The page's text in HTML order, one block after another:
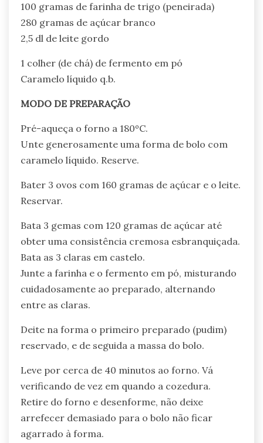
100 gramas de farinha de trigo (peneirada)
280 gramas de açúcar branco
2,5 dl de leite gordo
1 colher (de chá) de fermento em pó
Caramelo líquido q.b.
MODO DE PREPARAÇÃO
Pré-aqueça o forno a 180ºC.
Unte generosamente uma forma de bolo com
caramelo líquido. Reserve.
Bater 3 ovos com 160 gramas de açúcar e o leite.
Reservar.
Bata 3 gemas com 120 gramas de açúcar até
obter uma consistência cremosa esbranquiçada.
Bata as 3 claras em castelo.
Junte a farinha e o fermento em pó, misturando
cuidadosamente ao preparado, alternando
entre as claras.
Deite na forma o primeiro preparado (pudim)
reservado, e de seguida a massa do bolo.
Leve por cerca de 40 minutos ao forno. Vá
verificando de vez em quando a cozedura.
Retire do forno e desenforme, não deixe
arrefecer demasiado para o bolo não ficar
agarrado à forma.